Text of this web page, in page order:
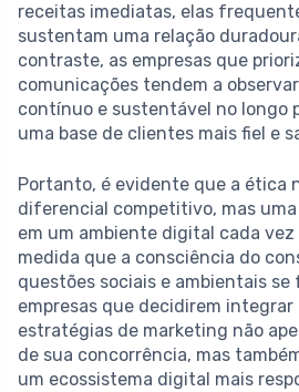
receitas imediatas, elas
sustentam uma relação
contraste, as empresas que
comunicações tendem a
contínuo e sustentável no longo
uma base de clientes mais fiel e
Portanto, é evidente que a ética
diferencial competitivo, mas
em um ambiente digital cada
medida que a consciência do
questões sociais e ambientais se
empresas que decidirem integrar
estratégias de marketing não
de sua concorrência, mas
um ecossistema digital mais